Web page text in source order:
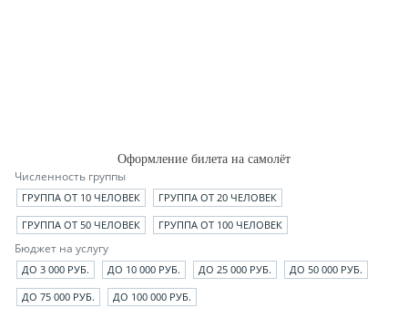
Оформление билета на самолёт
Численность группы
ГРУППА ОТ 10 ЧЕЛОВЕК
ГРУППА ОТ 20 ЧЕЛОВЕК
ГРУППА ОТ 50 ЧЕЛОВЕК
ГРУППА ОТ 100 ЧЕЛОВЕК
Бюджет на услугу
ДО 3 000 РУБ. ДО 10 000 РУБ. ДО 25 000 РУБ.
ДО 50 000 РУБ.
ДО 75 000 РУБ.
ДО 100 000 РУБ.